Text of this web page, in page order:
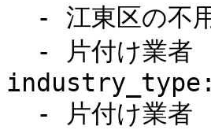
industry_type: